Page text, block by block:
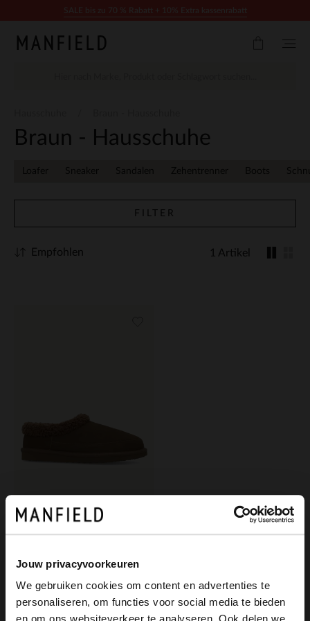
Jouw privacyvoorkeuren
We gebruiken cookies om content en advertenties te
personaliseren, om functies voor social media te bieden
Braun - Hausschuhe
Loafer Sneaker Sandalen Zehentrenner Boots
FILTER
1 Artikel
Empfohlen
Manfield
Dunkelbraune Veloursleder-Pantoffeln mit synthetischem Wollfutter